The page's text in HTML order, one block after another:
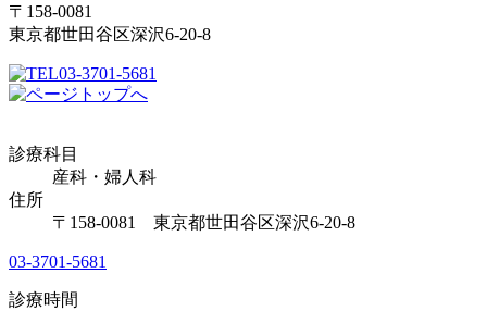
〒158-0081
東京都世田谷区深沢6-20-8
03-3701-5681
診療科目
産科・婦人科
住所
〒158-0081 東京都世田谷区深沢6-20-8
03-3701-5681
診療時間